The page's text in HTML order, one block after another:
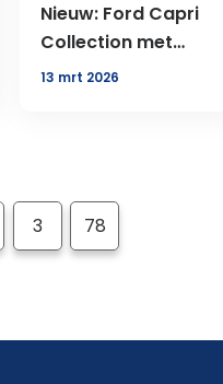
Nieuw: Ford Capri
Collection met
standaard V2L
13 mrt 2026
3 78